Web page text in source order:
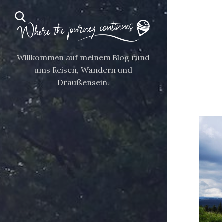
Willkommen auf meinem Blog rund
ums Reisen, Wandern und
Draußensein.